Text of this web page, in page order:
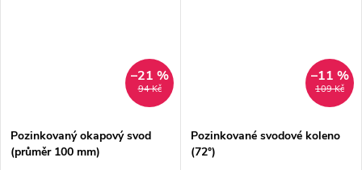
94 Kč
–21 %
Pozinkovaný okapový svod
(průměr 100 mm)
109 Kč
–11 %
Pozinkované svodové koleno
(72°)